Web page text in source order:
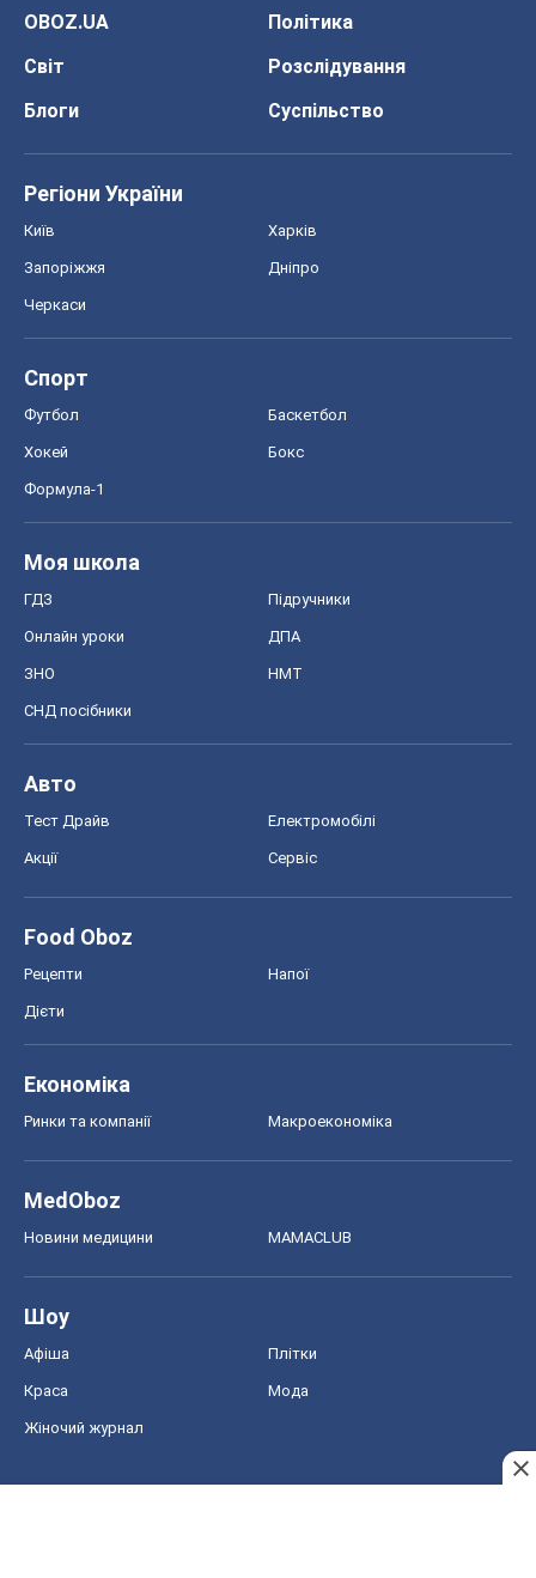
OBOZ.UA
Політика
Світ
Розслідування
Блоги
Суспільство
Регіони України
Київ Харків
Запоріжжя Дніпро
Черкаси
Спорт
Футбол Баскетбол
Хокей Бокс
Формула-1
Моя школа
ГДЗ Підручники
Онлайн уроки ДПА
ЗНО НМТ
СНД посібники
Авто
Тест Драйв Електромобілі
Акції Сервіс
Food Oboz
Рецепти Напої
Дієти
Економіка
Ринки та компанії Макроекономіка
MedOboz
Новини медицини MAMACLUB
Шоу
Афіша Плітки
Краса Мода
Жіночий журнал